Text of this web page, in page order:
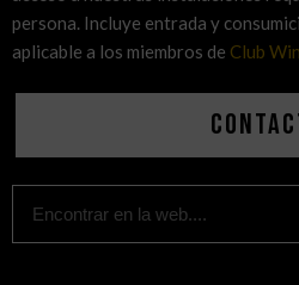
persona. Incluye entrada y
aplicable a los miembros de Club